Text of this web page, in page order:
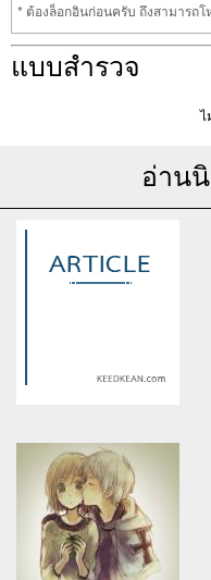
* ต้องล็อกอินก่อนครับ ถึงสามารถโ
แบบสำรวจ
ไ
อ่าน
Warning: Use of undefined
constant article_topic -
assumed 'article_topic' (this
will throw an Error in a future
version of PHP) in
/home/keedkean/domains/
on line534